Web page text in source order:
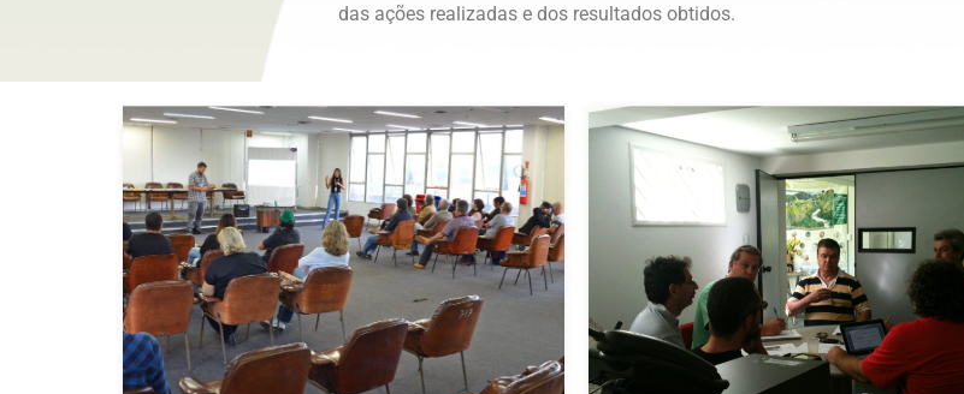
das ações realizadas e dos resultados obtidos.